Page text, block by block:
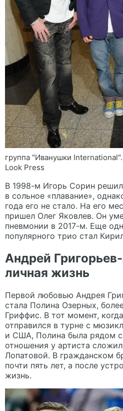
группа "Иванушки
Look Press
В 1998-м Игорь Сорин решил
в сольное «плавание»,
года его не стало. На его
пришел Олег Яковлев. Он
пневмонии в 2017-м. Еще
популярного трио стал
Андрей
личная жизнь
Первой любовью Андрея
стала Полина Озерных,
Гриффис. В тот момент,
отправился в турне с
и США, Полина была рядом
отношения у артиста
Лопатовой. В гражданском
почти пять лет, а после
жизнь.